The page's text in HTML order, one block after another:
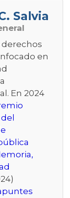
Salvia
en
En 2024